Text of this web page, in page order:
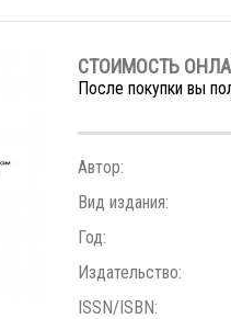
СТОИМОСТЬ
После покупки вы
Автор:
Вид издания:
Год:
Издательство:
ISSN/ISBN: